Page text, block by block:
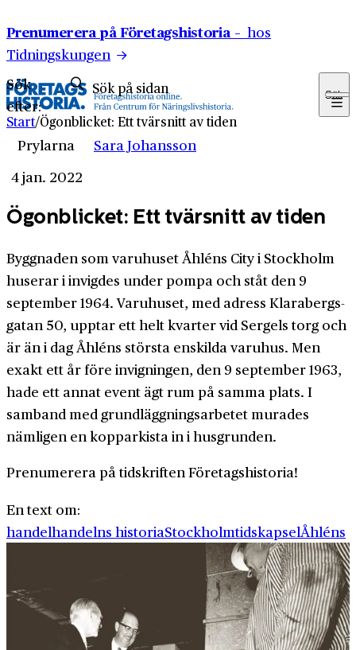
Prenumerera på Företagshistoria – hos
Tidningskungen
Sök
efter:
Sök
Start/Ögonblicket: Ett tvärsnitt av tiden
Prylarna
Sara Johansson
4 jan. 2022
Ögonblicket: Ett tvärsnitt av tiden
Byggnaden som varu­huset Åhléns City i Stockholm
huserar i invigdes under pompa och ståt den 9
september 1964. Varuhuset, med adress Klarabergs­
gatan 50, upptar ett helt kvarter vid Sergels torg och
är än i dag Åhléns största enskilda varuhus. Men
exakt ett år före invigningen, den 9 september 1963,
hade ett annat event ägt rum på samma plats. I
samband med grund­läggnings­arbetet murades
nämligen en koppar­kista in i hus­grunden.
Prenumerera på tidskriften Företagshistoria!
En text om:
handelhandelns historiaStockholmtidskapselÅhléns